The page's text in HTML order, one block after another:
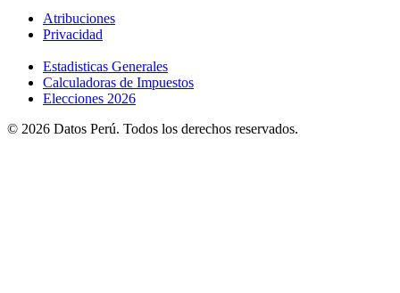
Atribuciones
Privacidad
Estadisticas Generales
Calculadoras de Impuestos
Elecciones 2026
© 2026 Datos Perú. Todos los derechos reservados.